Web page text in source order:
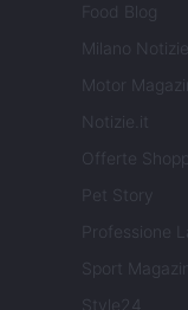
Food Blog
Milano Notizie
Motor
Notizie.it
Offerte
Pet Story
Professione
Sport
Style24